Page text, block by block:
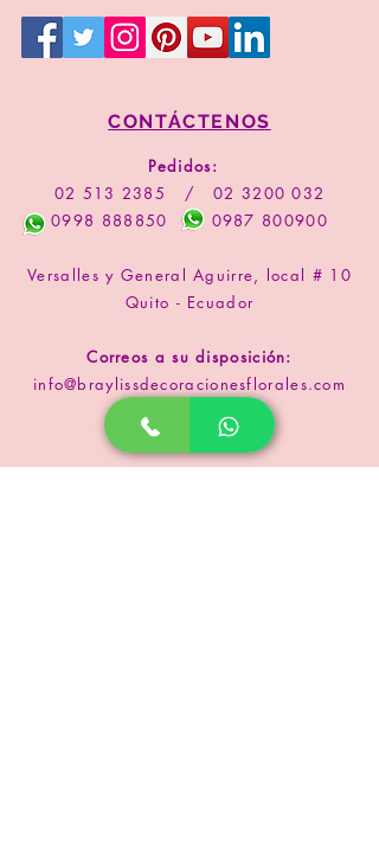
CONTÁCTENOS
Pedidos:
02 513 2385
/02 3200 032
0998 888850
0987 800900
Versalles y General Aguirre, local # 10
Quito - Ecuador
Correos a su disposición:
info@braylissdecoracionesflorales.com